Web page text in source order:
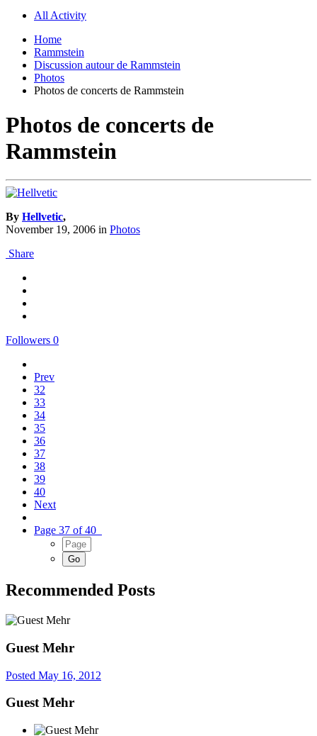
All Activity
Home
Rammstein
Discussion autour de Rammstein
Photos
Photos de concerts de Rammstein
Photos de concerts de
Rammstein
By Hellvetic,
November 19, 2006 in Photos
Share
Followers 0
Prev
32
33
34
35
36
37
38
39
40
Next
Page 37 of 40
Recommended Posts
Guest Mehr
Posted May 16, 2012
Guest Mehr